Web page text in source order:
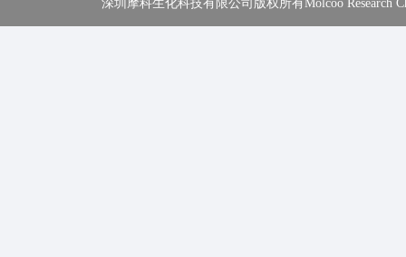
深圳摩科生化科技有限公司版权所有Molcoo Research